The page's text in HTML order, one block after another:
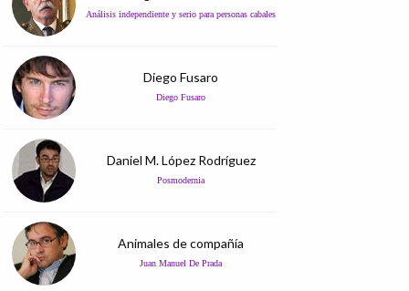
Análisis independiente y serio para personas cabales
Diego Fusaro
Diego Fusaro
Daniel M. López Rodríguez
Posmodernia
Animales de compañía
Juan Manuel De Prada